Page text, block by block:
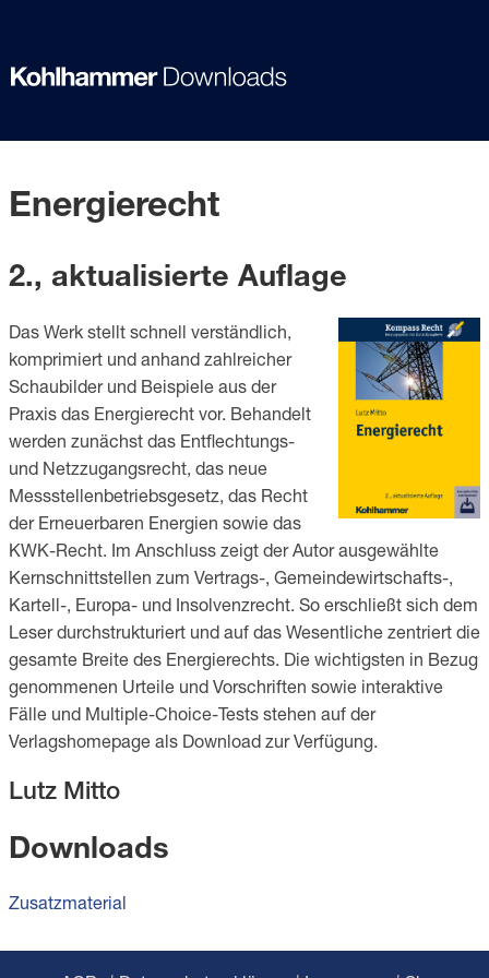
Energierecht
2., aktualisierte Auflage
Das Werk stellt schnell verständlich,
komprimiert und anhand zahlreicher
Schaubilder und Beispiele aus der
Praxis das Energierecht vor. Behandelt
werden zunächst das Entflechtungs-
und Netzzugangsrecht, das neue
Messstellenbetriebsgesetz, das Recht
der Erneuerbaren Energien sowie das
KWK-Recht. Im Anschluss zeigt der Autor ausgewählte
Kernschnittstellen zum Vertrags-, Gemeindewirtschafts-,
Kartell-, Europa- und Insolvenzrecht. So erschließt sich dem
Leser durchstrukturiert und auf das Wesentliche zentriert die
gesamte Breite des Energierechts. Die wichtigsten in Bezug
genommenen Urteile und Vorschriften sowie interaktive
Fälle und Multiple-Choice-Tests stehen auf der
Verlagshomepage als Download zur Verfügung.
Lutz Mitto
Downloads
Zusatzmaterial